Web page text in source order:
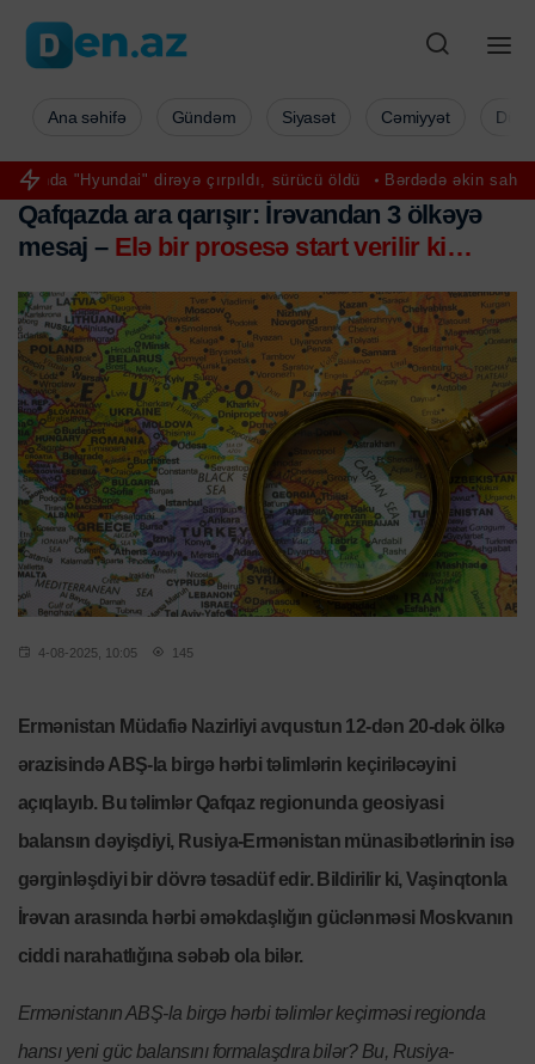
dirəyə çırpıldı, sürücü öldü Bərdədə əkin sahəsindən qadın
Ana səhifə Gündəm Siyasət Cəmiyyət
Qafqazda ara qarışır: İrəvandan 3 ölkəyə
mesaj – Elə bir prosesə start verilir ki…
4-08-2025, 10:05 145
Ermənistan Müdafiə Nazirliyi avqustun 12-dən 20-dək ölkə
ərazisində ABŞ-la birgə hərbi təlimlərin keçiriləcəyini
açıqlayıb. Bu təlimlər Qafqaz regionunda geosiyasi
balansın dəyişdiyi, Rusiya-Ermənistan münasibətlərinin isə
gərginləşdiyi bir dövrə təsadüf edir. Bildirilir ki, Vaşinqtonla
İrəvan arasında hərbi əməkdaşlığın güclənməsi Moskvanın
ciddi narahatlığına səbəb ola bilər.
Ermənistanın ABŞ-la birgə hərbi təlimlər keçirməsi regionda
hansı yeni güc balansını formalaşdıra bilər? Bu, Rusiya-